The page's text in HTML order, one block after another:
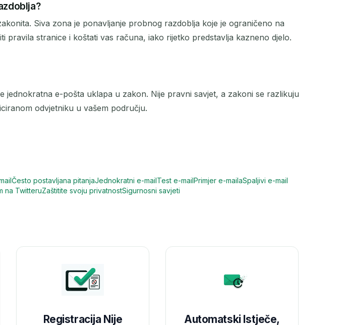
Siva zona je ponavljanje probnog razdoblja koje je ograničeno na
stranice i koštati vas računa, iako rijetko predstavlja kazneno djelo.
e-pošta uklapa u zakon. Nije pravni savjet, a zakoni se razlikuju
odvjetniku u vašem području.
Često postavljana pitanjaJednokratni e-mailTest e-mailPrimjer e-mailaSpaljivi e-mail
na TwitteruZaštitite svoju privatnostSigurnosni savjeti
Registracija Nije Automatski Istječe,